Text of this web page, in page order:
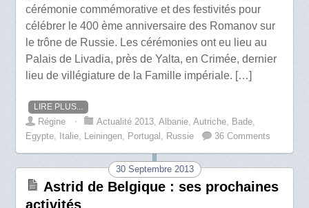
cérémonie commémorative et des festivités pour
célébrer le 400 ème anniversaire des Romanov sur
le trône de Russie. Les cérémonies ont eu lieu au
Palais de Livadia, près de Yalta, en Crimée, dernier
lieu de villégiature de la Famille impériale. […]
LIRE PLUS...
Régine ⋅ Actualité 2013 ,Albanie ,Autriche Bade
Egypte Italie Leiningen Portugal Russie 36 Comments
30 Septembre 2013
Astrid de Belgique : ses prochaines
activités